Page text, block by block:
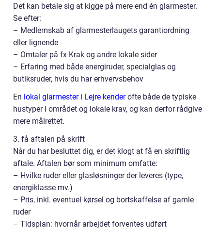
Det kan betale sig at kigge på mere end én glarmester.
Se efter:
– Medlemskab af glarmesterlaugets garantiordning
eller lignende
– Omtaler på fx Krak og andre lokale sider
– Erfaring med både energiruder, specialglas og
butiksruder, hvis du har erhvervsbehov
En lokal glarmester i Lejre kenderofte både de typiske
hustyper i området og lokale krav, og kan derfor rådgive
mere målrettet.
3. få aftalen på skrift
Når du har besluttet dig, er det klogt at få en skriftlig
aftale. Aftalen bør som minimum omfatte:
– Hvilke ruder eller glasløsninger der leveres (type,
energiklasse mv.)
– Pris, inkl. eventuel kørsel og bortskaffelse af gamle
ruder
– Tidsplan: hvornår arbejdet forventes udført